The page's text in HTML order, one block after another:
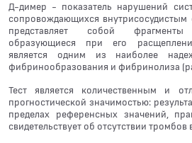
Д-димер - показатель нарушений
сопровождающихся
представляет собой
образующиеся при его
является одним из наиболее
фибринообразования и фибринолиза
Тест является количественным и
прогностической значимостью:
пределах референсных значений,
свидетельствует об отсутствии